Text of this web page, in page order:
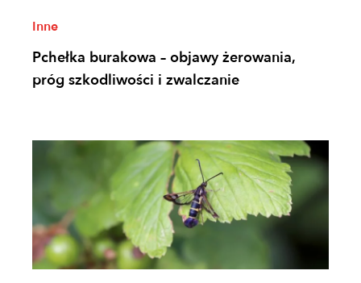
Inne
Pchełka burakowa – objawy żerowania,
próg szkodliwości i zwalczanie